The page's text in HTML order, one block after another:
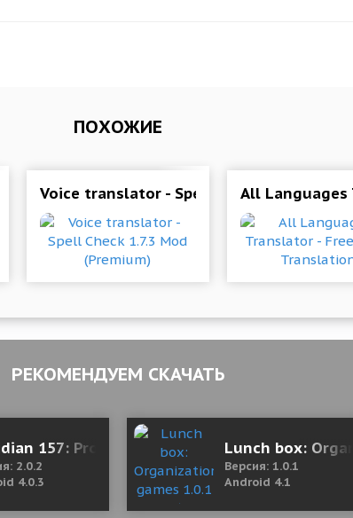
ПОХОЖИЕ
1.21 Mod (Premium)
Voice translator - Spell Check 1.7.3 Mod
All Languages
РЕКОМЕНДУЕМ СКАЧАТЬ
157: Prologue 2.0.2 Mod (Unlocked)
2.0.2
4.0.3
Lunch box:
Версия: 1.0.1
Android 4.1